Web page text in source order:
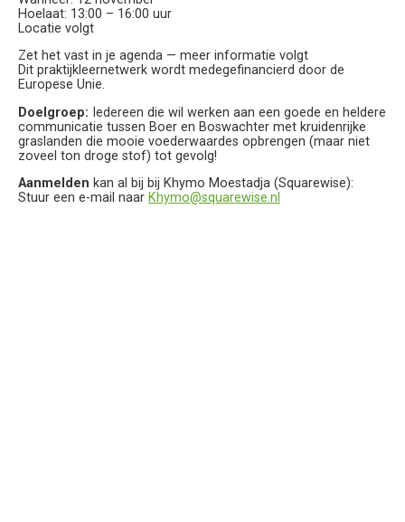
Hoelaat: 13:00 – 16:00 uur
Locatie volgt
Zet het vast in je agenda — meer informatie volgt
Dit praktijkleernetwerk wordt medegefinancierd door de
Europese Unie.
Doelgroep: Iedereen die wil werken aan een goede en heldere
communicatie tussen Boer en Boswachter met kruidenrijke
graslanden die mooie voederwaardes opbrengen (maar niet
zoveel ton droge stof) tot gevolg!
Aanmelden kan al bij bij Khymo Moestadja (Squarewise):
Stuur een e-mail naar Khymo@squarewise.nl